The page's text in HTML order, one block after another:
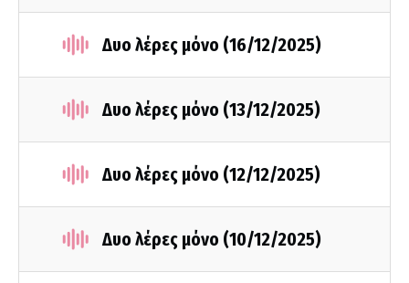
Δυο λέρες μόνο (16/12/2025)
Δυο λέρες μόνο (13/12/2025)
Δυο λέρες μόνο (12/12/2025)
Δυο λέρες μόνο (10/12/2025)